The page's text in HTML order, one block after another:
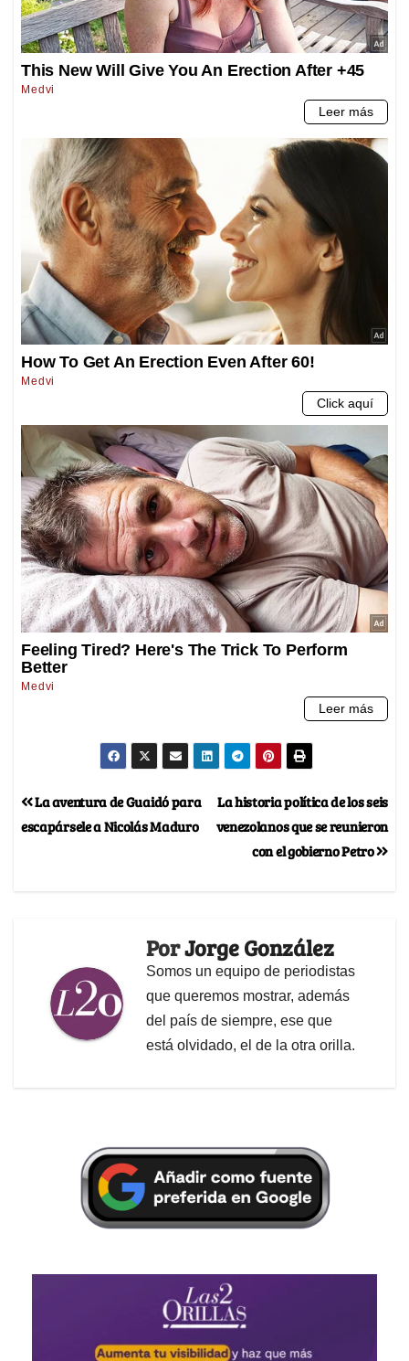
La historia política de los seis
venezolanos que se reunieron
con el gobierno Petro
La aventura de Guaidó para
escapársele a Nicolás Maduro
PorJorge González
Somos un equipo de periodistas
que queremos mostrar, además
del país de siempre, ese que
está olvidado, el de la otra orilla.